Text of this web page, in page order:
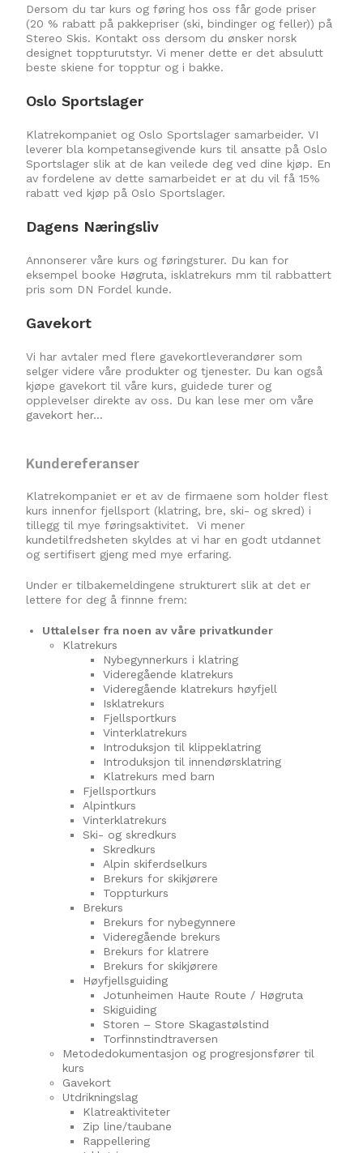
Dersom du tar kurs og føring hos oss får gode priser
(20 % rabatt på pakkepriser (ski, bindinger og feller)) på
Stereo Skis. Kontakt oss dersom du ønsker norsk
designet toppturutstyr. Vi mener dette er det absulutt
beste skiene for topptur og i bakke.
Oslo Sportslager
Klatrekompaniet og Oslo Sportslager samarbeider. VI
leverer bla kompetansegivende kurs til ansatte på Oslo
Sportslager slik at de kan veilede deg ved dine kjøp. En
av fordelene av dette samarbeidet er at du vil få 15%
rabatt ved kjøp på Oslo Sportslager.
Dagens Næringsliv
Annonserer våre kurs og føringsturer. Du kan for
eksempel booke Høgruta, isklatrekurs mm til rabbattert
pris som DN Fordel kunde.
Gavekort
Vi har avtaler med flere gavekortleverandører som
selger videre våre produkter og tjenester. Du kan også
kjøpe gavekort til våre kurs, guidede turer og
opplevelser direkte av oss. Du kan lese mer omvåre
gavekort her…
Kundereferanser
Klatrekompaniet er et av de firmaene som holder flest
kurs innenfor fjellsport (klatring, bre, ski- og skred) i
tillegg til mye føringsaktivitet. Vi mener
kundetilfredsheten skyldes at vi har en godt utdannet
og sertifisert gjeng med mye erfaring.
Under er tilbakemeldingene strukturert slik at det er
lettere for deg å finnne frem:
Uttalelser fra noen av våre privatkunder
Klatrekurs
Nybegynnerkurs i klatring
Videregående klatrekurs
Videregående klatrekurs høyfjell
Isklatrekurs
Fjellsportkurs
Vinterklatrekurs
Introduksjon til klippeklatring
Introduksjon til innendørsklatring
Klatrekurs med barn
Fjellsportkurs
Alpintkurs
Vinterklatrekurs
Ski- og skredkurs
Skredkurs
Alpin skiferdselkurs
Brekurs for skikjørere
Toppturkurs
Brekurs
Brekurs for nybegynnere
Videregående brekurs
Brekurs for klatrere
Brekurs for skikjørere
Høyfjellsguiding
Jotunheimen Haute Route / Høgruta
Skiguiding
Storen – Store Skagastølstind
Torfinnstindtraversen
Metodedokumentasjon og progresjonsfører til
kurs
Gavekort
Utdrikningslag
Klatreaktiviteter
Zip line/taubane
Rappellering